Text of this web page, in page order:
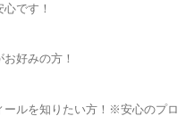
です！
好みの方！
ールを知りたい方！※安心のプロ